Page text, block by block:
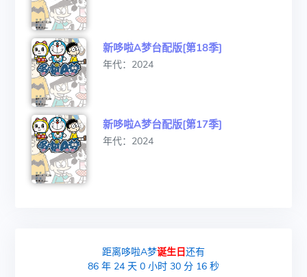
新哆啦A梦台配版[第18季]
年代：2024
新哆啦A梦台配版[第17季]
年代：2024
距离哆啦A梦诞生日还有
86 年24 天0 小时30 分15 秒